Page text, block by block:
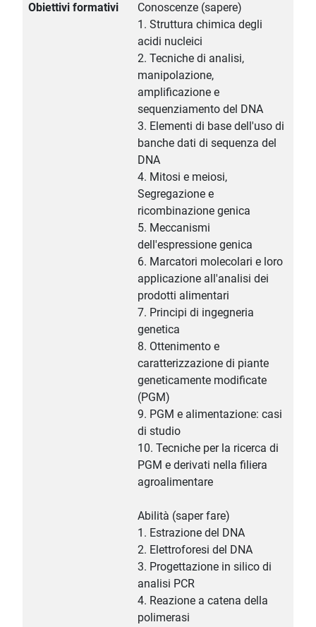
Obiettivi formativi
Conoscenze (sapere)
1. Struttura chimica degli
acidi nucleici
2. Tecniche di analisi,
manipolazione,
amplificazione e
sequenziamento del DNA
3. Elementi di base dell'uso di
banche dati di sequenza del
DNA
4. Mitosi e meiosi,
Segregazione e
ricombinazione genica
5. Meccanismi
dell'espressione genica
6. Marcatori molecolari e loro
applicazione all'analisi dei
prodotti alimentari
7. Principi di ingegneria
genetica
8. Ottenimento e
caratterizzazione di piante
geneticamente modificate
(PGM)
9. PGM e alimentazione: casi
di studio
10. Tecniche per la ricerca di
PGM e derivati nella filiera
agroalimentare
Abilità (saper fare)
1. Estrazione del DNA
2. Elettroforesi del DNA
3. Progettazione in silico di
analisi PCR
4. Reazione a catena della
polimerasi